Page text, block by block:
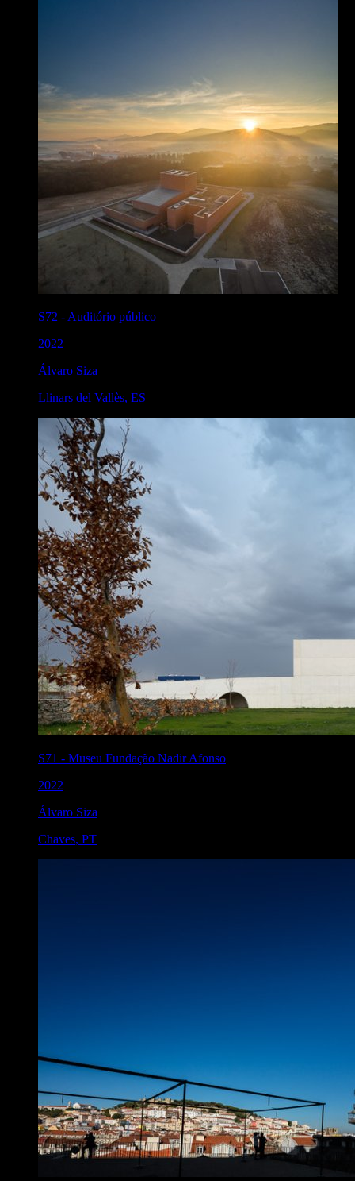
S72 - Auditório público
2022
Álvaro Siza
Llinars del Vallès, ES
S71 - Museu Fundação Nadir Afonso
2022
Álvaro Siza
Chaves, PT